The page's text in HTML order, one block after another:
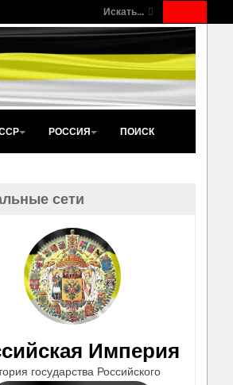
Искать...
РОССИЯ ПОИСК
сети
Империя
государства Российского